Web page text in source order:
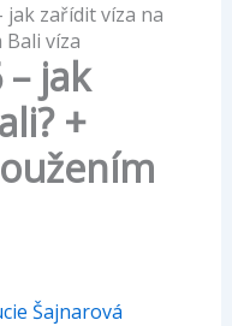
jak zařídit víza na
víza
jak
+
Šajnarová